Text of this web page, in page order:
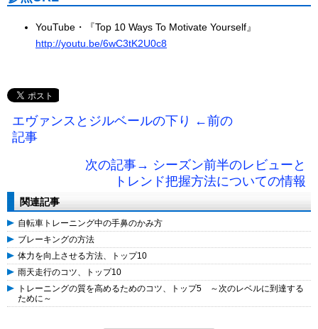
YouTube・『Top 10 Ways To Motivate Yourself』
http://youtu.be/6wC3tK2U0c8
エヴァンスとジルベールの下り ←前の
記事
次の記事→ シーズン前半のレビューと
トレンド把握方法についての情報
関連記事
自転車トレーニング中の手鼻のかみ方
ブレーキングの方法
体力を向上させる方法、トップ10
雨天走行のコツ、トップ10
トレーニングの質を高めるためのコツ、トップ5 ～次のレベルに到達する
ために～